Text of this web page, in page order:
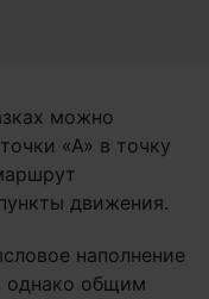
можно
«А» в точку
движения.
наполнение
однако общим